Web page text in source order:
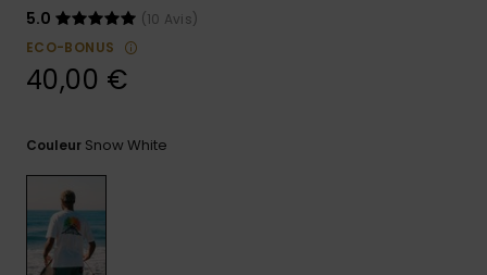
conversation
LISTE DE
SOUHAITS
5.0
(10 Avis)
ECO-BONUS
40,00 €
Couleur Snow White